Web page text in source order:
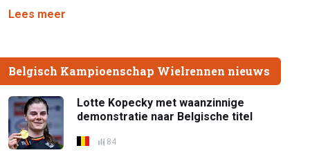
Lees meer
Belgisch Kampioenschap Wielrennen nieuws
Lotte Kopecky met waanzinnige
demonstratie naar Belgische titel
84